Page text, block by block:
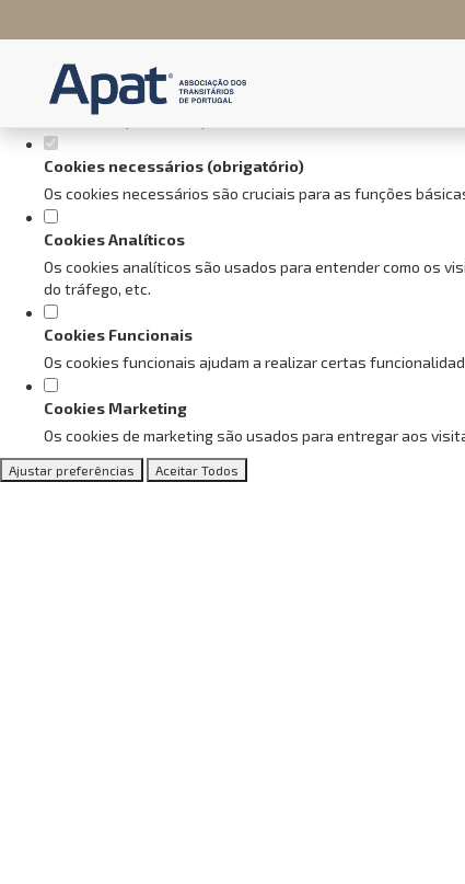
Defina as suas preferências
Este website utiliza cookies estritamente necessários,
Consulte a nossa
Cookies necessários (obrigatório)
Os cookies necessários são cruciais para as funções
Cookies Analíticos
Os cookies analíticos são usados para entender como os
do tráfego, etc.
Cookies Funcionais
Os cookies funcionais ajudam a realizar certas
Cookies Marketing
Os cookies de marketing são usados para entregar aos
Ajustar preferências Aceitar Todos